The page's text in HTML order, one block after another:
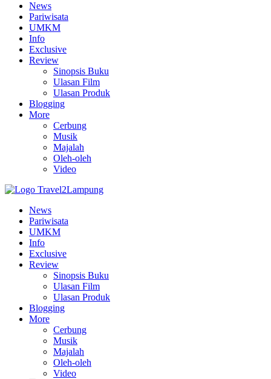
News
Pariwisata
UMKM
Info
Exclusive
Review
Sinopsis Buku
Ulasan Film
Ulasan Produk
Blogging
More
Cerbung
Musik
Majalah
Oleh-oleh
Video
News
Pariwisata
UMKM
Info
Exclusive
Review
Sinopsis Buku
Ulasan Film
Ulasan Produk
Blogging
More
Cerbung
Musik
Majalah
Oleh-oleh
Video